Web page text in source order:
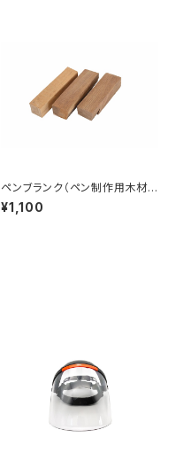
ペンブランク（ペン制作用木材）
＊チーク
¥1,100